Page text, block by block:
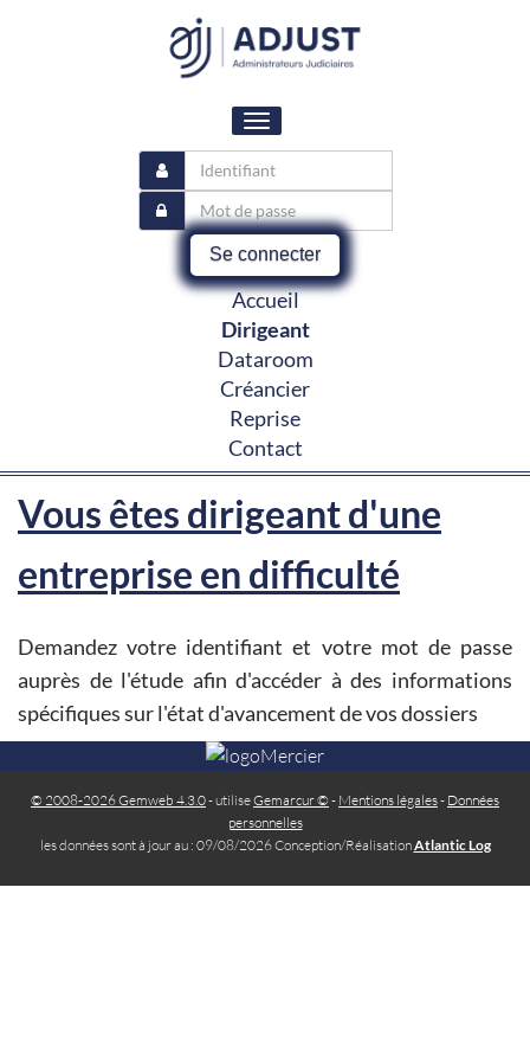
Toggle
navigation
Se connecter
Accueil
Dirigeant
Dataroom
Créancier
Reprise
Contact
Vous êtes dirigeant d'une
entreprise en difficulté
Demandez votre identifiant et votre mot de passe
auprès de l'étude afin d'accéder à des informations
spécifiques sur l'état d'avancement de vos dossiers
© 2008-2026 Gemweb 4.3.0- utiliseGemarcur © - Mentions légales- Données
personnelles
les données sont à jour au : 09/08/2026 Conception/RéalisationAtlantic Log